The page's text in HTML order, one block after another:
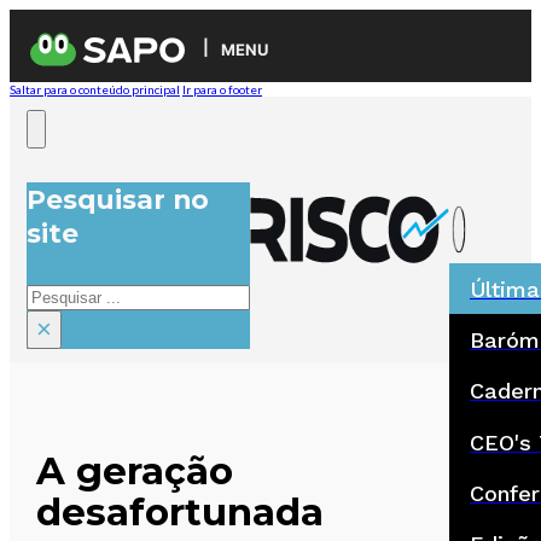
MENU
Saltar para o conteúdo principal Ir para o footer
Pesquisar no
site
Pesquisar
×
CEO's
A geração
desafortunada